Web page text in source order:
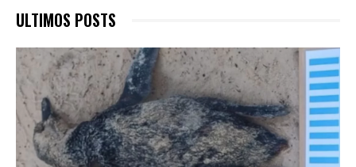
ULTIMOS POSTS